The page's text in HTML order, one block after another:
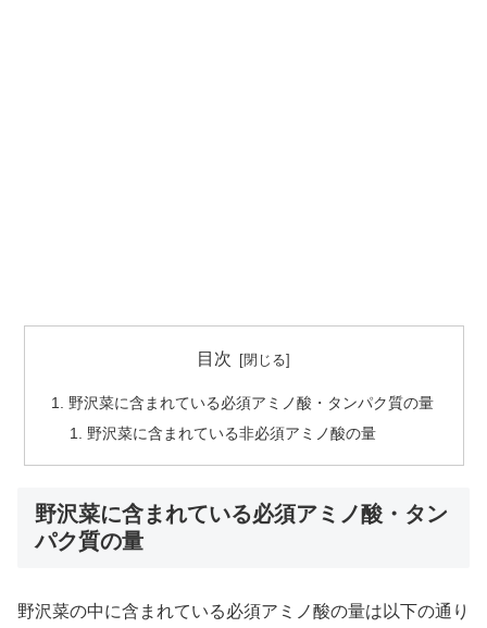
目次
野沢菜に含まれている必須アミノ酸・タンパク質の量
野沢菜に含まれている非必須アミノ酸の量
野沢菜に含まれている必須アミノ酸・タン
パク質の量
野沢菜の中に含まれている必須アミノ酸の量は以下の通り